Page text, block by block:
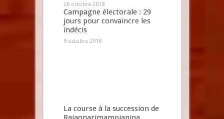
26 octobre 2018
Campagne électorale : 29
jours pour convaincre les
indécis
9 octobre 2018
La course à la succession de